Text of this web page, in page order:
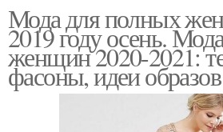
Мода для полных
2019 году осень.
женщин 2020-2021:
фасоны, идеи образов